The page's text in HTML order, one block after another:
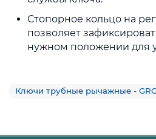
Стопорное кольцо на
позволяет
нужном положении для
Ключи трубные рычажные -